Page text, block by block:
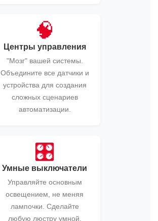
🧠
Центры управления
"Мозг" вашей системы.
Объедините все датчики и
устройства для создания
сложных сценариев
автоматизации.
🎛️
Умные выключатели
Управляйте основным
освещением, не меняя
лампочки. Сделайте
любую люстру умной.